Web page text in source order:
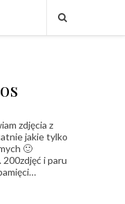
zdjęcia z
jakie tylko
🙂
200zdjęć i paru